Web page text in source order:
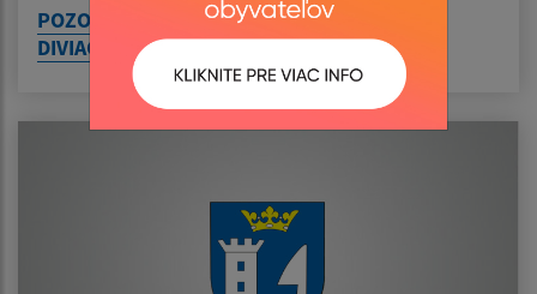
POZOR! OBLASŤ S INTENZÍVNYM LOVOM
DIVIAČEJ ZVERI